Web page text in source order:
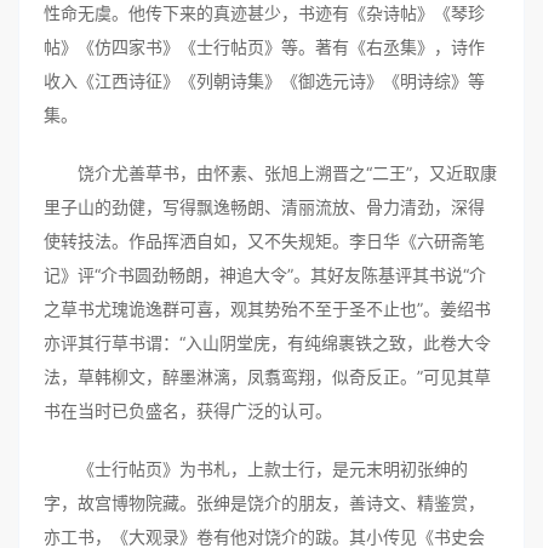
性命无虞。他传下来的真迹甚少，书迹有《杂诗帖》《琴珍
帖》《仿四家书》《士行帖页》等。著有《右丞集》，诗作
收入《江西诗征》《列朝诗集》《御选元诗》《明诗综》等
集。
饶介尤善草书，由怀素、张旭上溯晋之“二王”，又近取康
里子山的劲健，写得飘逸畅朗、清丽流放、骨力清劲，深得
使转技法。作品挥洒自如，又不失规矩。李日华《六研斋笔
记》评“介书圆劲畅朗，神追大令”。其好友陈基评其书说“介
之草书尤瑰诡逸群可喜，观其势殆不至于圣不止也”。姜绍书
亦评其行草书谓：“入山阴堂庑，有纯绵裹铁之致，此卷大令
法，草韩柳文，醉墨淋漓，凤翥鸾翔，似奇反正。”可见其草
书在当时已负盛名，获得广泛的认可。
《士行帖页》为书札，上款士行，是元末明初张绅的
字，故宫博物院藏。张绅是饶介的朋友，善诗文、精鉴赏，
亦工书，《大观录》卷有他对饶介的跋。其小传见《书史会